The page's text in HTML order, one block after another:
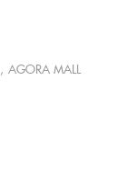
, AGORA MALL